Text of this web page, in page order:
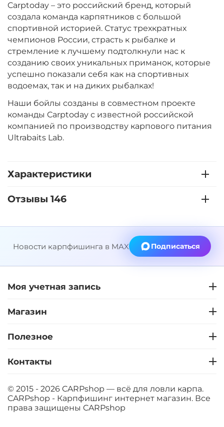
Carptoday – это российский бренд, который
создала команда карпятников с большой
спортивной историей. Статус трехкратных
чемпионов России, страсть к рыбалке и
стремление к лучшему подтолкнули нас к
созданию своих уникальных приманок, которые
успешно показали себя как на спортивных
водоемах, так и на диких рыбалках!
Наши бойлы созданы в совместном проекте
команды Carptoday с известной российской
компанией по производству карпового питания
Ultrabaits Lab.
Характеристики
Отзывы 146
Новости карпфишинга в MAX Подписаться
Моя учетная запись
Магазин
Полезное
Контакты
© 2015 - 2026 CARPshop — всё для ловли карпа.
CARPshop - Карпфишинг интернет магазин. Все
права защищены CARPshop